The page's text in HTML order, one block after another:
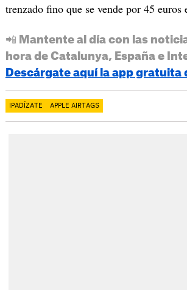
trenzado fino que se vende por 45 euros
📲 Mantente al día con las
hora de Catalunya, España e
Descárgate aquí la app gratuita
IPADÍZATE APPLE AIRTAGS